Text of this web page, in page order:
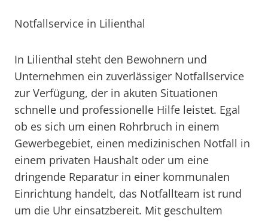
Notfallservice in Lilienthal
In Lilienthal steht den Bewohnern und
Unternehmen ein zuverlässiger Notfallservice
zur Verfügung, der in akuten Situationen
schnelle und professionelle Hilfe leistet. Egal
ob es sich um einen Rohrbruch in einem
Gewerbegebiet, einen medizinischen Notfall in
einem privaten Haushalt oder um eine
dringende Reparatur in einer kommunalen
Einrichtung handelt, das Notfallteam ist rund
um die Uhr einsatzbereit. Mit geschultem